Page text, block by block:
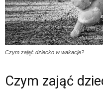
Czym zająć dziecko w wakacje?
Czym zająć